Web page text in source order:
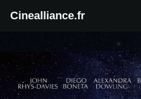
Cinealliance.fr